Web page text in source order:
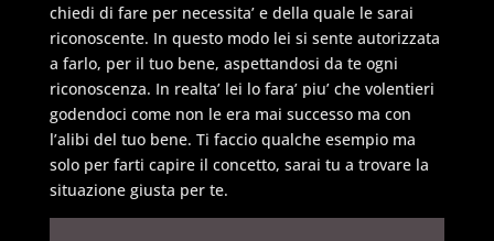
chiedi di fare per necessita’ e della quale le sarai
riconoscente. In questo modo lei si sente autorizzata
a farlo, per il tuo bene, aspettandosi da te ogni
riconoscenza. In realta’ lei lo fara’ piu’ che volentieri
godendoci come non le era mai successo ma con
l’alibi del tuo bene. Ti faccio qualche esempio ma
solo per farti capire il concetto, sarai tu a trovare la
situazione giusta per te.